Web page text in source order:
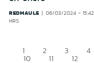
REDMAULE
06/03/2024 - 15:42
HRS
1 2 3 4
10 11 12